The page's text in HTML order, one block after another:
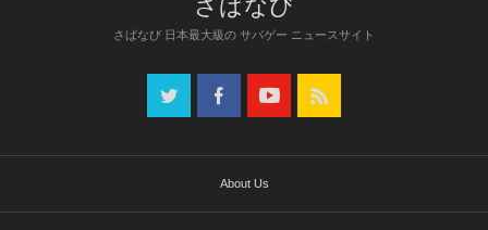
さばなび 日本最大級の サバゲー ニュースサイト
About Us